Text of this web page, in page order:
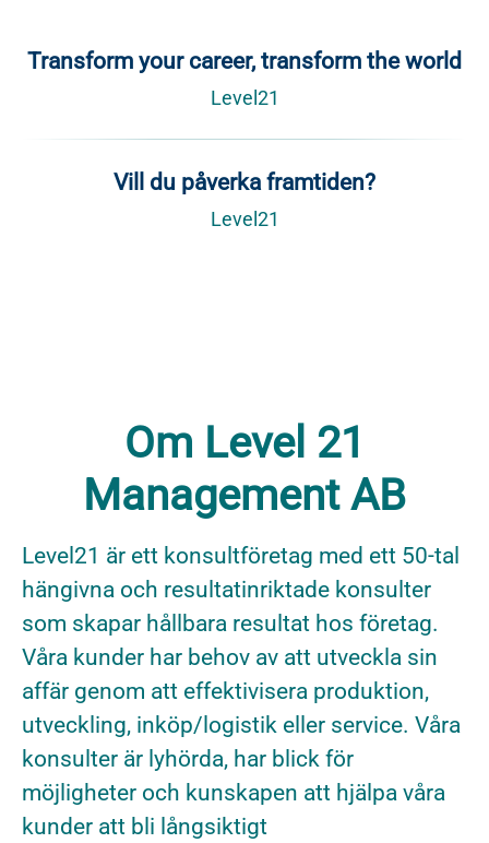
Transform your career, transform the world
Level21
Vill du påverka framtiden?
Level21
Om Level 21
Management AB
Level21 är ett konsultföretag med ett 50-tal
hängivna och resultatinriktade konsulter
som skapar hållbara resultat hos företag.
Våra kunder har behov av att utveckla sin
affär genom att effektivisera produktion,
utveckling, inköp/logistik eller service. Våra
konsulter är lyhörda, har blick för
möjligheter och kunskapen att hjälpa våra
kunder att bli långsiktigt